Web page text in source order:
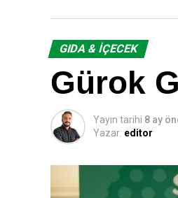
GIDA & İÇECEK
Gürok
Yayın tarihi 8 ay
Yazar: editor